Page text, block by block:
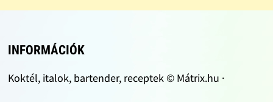
INFORMÁCIÓK
Koktél, italok, bartender, receptek © Mátrix.hu ·